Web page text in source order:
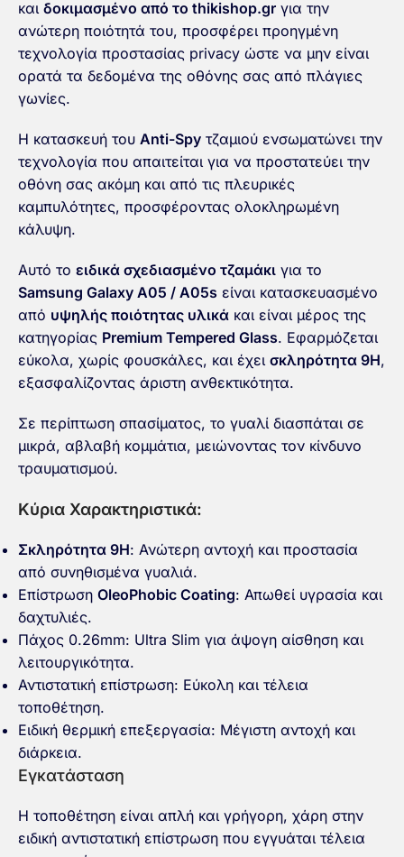
και δοκιμασμένο από το thikishop.gr για την
ανώτερη ποιότητά του, προσφέρει προηγμένη
τεχνολογία προστασίας privacy ώστε να μην είναι
ορατά τα δεδομένα της οθόνης σας από πλάγιες
γωνίες.
Η κατασκευή του Anti-Spy τζαμιού ενσωματώνει την
τεχνολογία που απαιτείται για να προστατεύει την
οθόνη σας ακόμη και από τις πλευρικές
καμπυλότητες, προσφέροντας ολοκληρωμένη
κάλυψη.
Αυτό το ειδικά σχεδιασμένο τζαμάκι για το
Samsung Galaxy A05 / A05s είναι κατασκευασμένο
από υψηλής ποιότητας υλικά και είναι μέρος της
κατηγορίας Premium Tempered Glass. Εφαρμόζεται
εύκολα, χωρίς φουσκάλες, και έχει σκληρότητα 9H,
εξασφαλίζοντας άριστη ανθεκτικότητα.
Σε περίπτωση σπασίματος, το γυαλί διασπάται σε
μικρά, αβλαβή κομμάτια, μειώνοντας τον κίνδυνο
τραυματισμού.
Κύρια Χαρακτηριστικά:
Σκληρότητα 9H: Ανώτερη αντοχή και προστασία
από συνηθισμένα γυαλιά.
Επίστρωση OleoPhobic Coating: Απωθεί υγρασία και
δαχτυλιές.
Πάχος 0.26mm: Ultra Slim για άψογη αίσθηση και
λειτουργικότητα.
Αντιστατική επίστρωση: Εύκολη και τέλεια
τοποθέτηση.
Ειδική θερμική επεξεργασία: Μέγιστη αντοχή και
διάρκεια.
Εγκατάσταση
Η τοποθέτηση είναι απλή και γρήγορη, χάρη στην
ειδική αντιστατική επίστρωση που εγγυάται τέλεια